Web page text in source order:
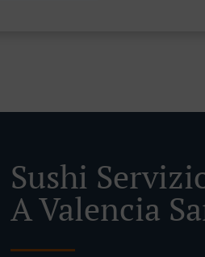
Sushi
A Valencia